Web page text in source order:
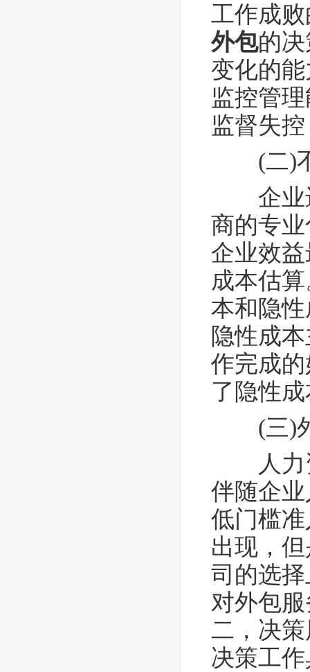
工作成
外包的
变化的
监控管
监督失
(二)
企业进
商的专
企业效
成本估
本和隐
隐性成
作完成
了隐性
(三)
人力资
伴随企
低门槛
出现，
司的选
对外包
二，决
决策工